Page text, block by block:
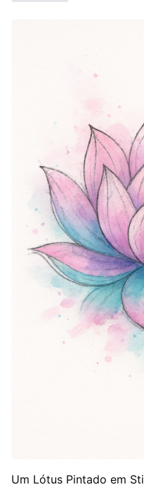
Um Lótus Pintado em